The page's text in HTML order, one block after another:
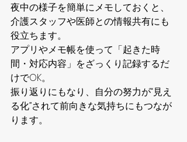
夜中の様子を簡単にメモしておくと、
介護スタッフや医師との情報共有にも
役立ちます。
アプリやメモ帳を使って「起きた時
間・対応内容」をざっくり記録するだ
けでOK。
振り返りにもなり、自分の努力が“見え
る化”されて前向きな気持ちにもつなが
ります。